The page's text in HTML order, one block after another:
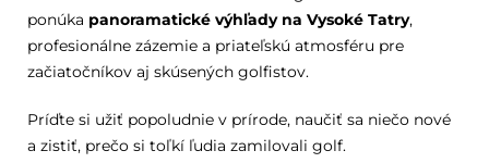
ponúka panoramatické výhľady na Vysoké Tatry,
profesionálne zázemie a priateľskú atmosféru pre
začiatočníkov aj skúsených golfistov.
Príďte si užiť popoludnie v prírode, naučiť sa niečo nové
a zistiť, prečo si toľkí ľudia zamilovali golf.